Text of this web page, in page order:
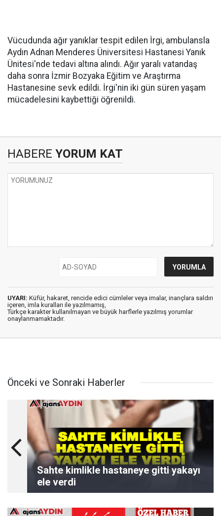
Vücudunda ağır yanıklar tespit edilen İrgi, ambulansla
Aydın Adnan Menderes Üniversitesi Hastanesi Yanık
Ünitesi'nde tedavi altına alındı. Ağır yaralı vatandaş
daha sonra İzmir Bozyaka Eğitim ve Araştırma
Hastanesine sevk edildi. İrgi'nin iki gün süren yaşam
mücadelesini kaybettiği öğrenildi.
HABERE YORUM KAT
UYARI: Küfür, hakaret, rencide edici cümleler veya imalar, inançlara saldırı
içeren, imla kuralları ile yazılmamış,
Türkçe karakter kullanılmayan ve büyük harflerle yazılmış yorumlar
onaylanmamaktadır.
Önceki ve Sonraki Haberler
Sahte kimlikle hastaneye gitti yakayı
ele verdi